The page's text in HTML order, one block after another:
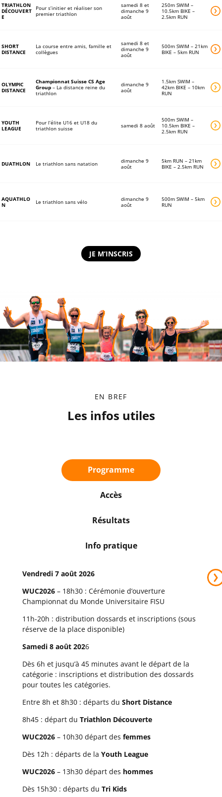
TRIATHLON
DÉCOUVERT
E
Pour s’initier et réaliser son
premier triathlon
samedi 8 et
dimanche 9
août
250m SWIM –
10.5km BIKE –
2.5km RUN
lie
n
SHORT
DISTANCE
La course entre amis, famille et
collègues
samedi 8 et
dimanche 9
août
500m SWIM – 21km
BIKE – 5km RUN
lie
n
OLYMPIC
DISTANCE
Championnat Suisse CS Age
Group – La distance reine du
triathlon
dimanche 9
août
1.5km SWIM –
42km BIKE – 10km
RUN
lie
n
YOUTH
LEAGUE
Pour l’élite U16 et U18 du
triathlon suisse
samedi 8 août
500m SWIM –
10.5km BIKE –
2.5km RUN
lie
n
DUATHLON Le triathlon sans natation
dimanche 9
août
5km RUN – 21km
BIKE – 2.5km RUN
lie
n
AQUATHLO
N
Le triathlon sans vélo
dimanche 9
août
500m SWIM – 5km
RUN
lie
n
JE M’INSCRIS
EN BREF
Les infos utiles
Programme
Accès
Résultats
Info pratique
Vendredi 7 août 2026
WUC2026 – 18h30 : Cérémonie d’ouverture
Championnat du Monde Universitaire FISU
11h-20h : distribution dossards et inscriptions (sous
réserve de la place disponible)
Samedi 8 août 2026
Dès 6h et jusqu’à 45 minutes avant le départ de la
catégorie : inscriptions et distribution des dossards
pour toutes les catégories.
Entre 8h et 8h30 : départs du Short Distance
8h45 : départ du Triathlon Découverte
WUC2026 – 10h30 départ des femmes
Dès 12h : départs de la Youth League
WUC2026 – 13h30 départ des hommes
Dès 15h30 : départs du Tri Kids